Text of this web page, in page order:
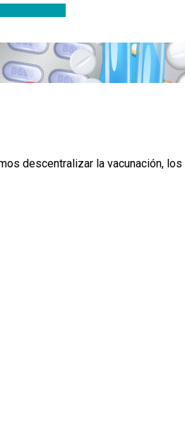
descentralizar la vacunación,